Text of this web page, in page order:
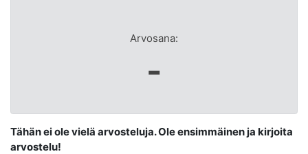
Arvosana:
-
Tähän ei ole vielä arvosteluja. Ole ensimmäinen ja kirjoita
arvostelu!